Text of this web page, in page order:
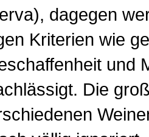
dagegen
Kriterien wie
und
Die